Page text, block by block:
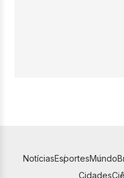
NotíciasEsportesMundo
Cidades